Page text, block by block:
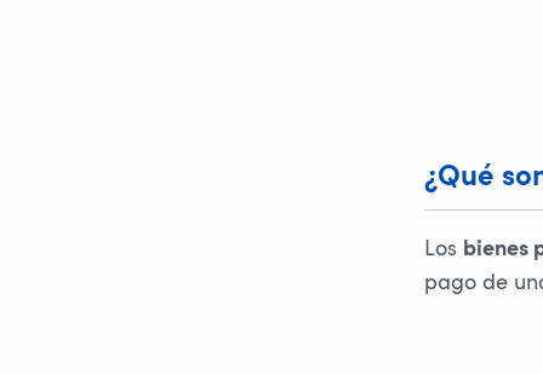
¿Qué
Los bienes
pago de